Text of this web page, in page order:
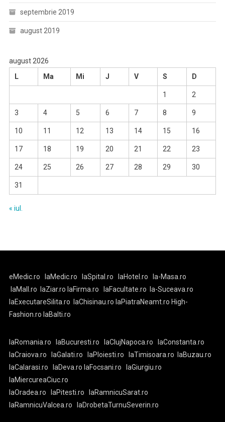
septembrie 2019
august 2019
august 2026
L
Ma Mi J V S D
1 2
3 4 5 6 7 8 9
10 11 12 13 14 15 16
17 18 19 20 21 22 23
24 25 26 27 28 29 30
31
« iul.
eMedic.ro laMedic.ro laSpital.ro laHotel.ro
la-Masa.ro
laMall.ro
laZiar.ro laFirma.ro laFacultate.ro
la-Suceava.ro
laExecutareSilita.ro
laChisinau.ro laPiatraNeamt.ro High-
Fashion.ro laBalti.ro
laRomania.ro laBucuresti.ro laClujNapoca.ro
laConstanta.ro
laCraiova.ro
laGalati.ro laPloiesti.ro laTimisoara.ro
laBuzau.ro
laCalarasi.ro
laDeva.ro laFocsani.ro
laGiurgiu.ro
laMiercureaCiuc.ro
laOradea.ro
laPitesti.ro
laRamnicuSarat.ro
laRamnicuValcea.ro
laDrobetaTurnuSeverin.ro